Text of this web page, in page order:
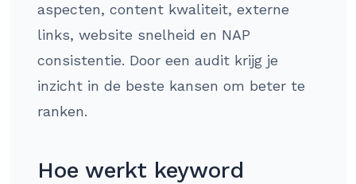
aspecten, content kwaliteit, externe
links, website snelheid en NAP
consistentie. Door een audit krijg je
inzicht in de beste kansen om beter te
ranken.
Hoe werkt keyword